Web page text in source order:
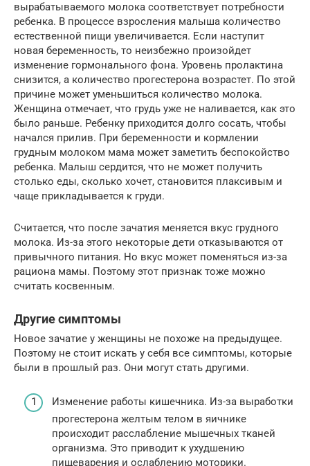
вырабатываемого молока соответствует потребности
ребенка. В процессе взросления малыша количество
естественной пищи увеличивается. Если наступит
новая беременность, то неизбежно произойдет
изменение гормонального фона. Уровень пролактина
снизится, а количество прогестерона возрастет. По этой
причине может уменьшиться количество молока.
Женщина отмечает, что грудь уже не наливается, как это
было раньше. Ребенку приходится долго сосать, чтобы
начался прилив. При беременности и кормлении
грудным молоком мама может заметить беспокойство
ребенка. Малыш сердится, что не может получить
столько еды, сколько хочет, становится плаксивым и
чаще прикладывается к груди.
Считается, что после зачатия меняется вкус грудного
молока. Из-за этого некоторые дети отказываются от
привычного питания. Но вкус может поменяться из-за
рациона мамы. Поэтому этот признак тоже можно
считать косвенным.
Другие симптомы
Новое зачатие у женщины не похоже на предыдущее.
Поэтому не стоит искать у себя все симптомы, которые
были в прошлый раз. Они могут стать другими.
Изменение работы кишечника. Из-за выработки
прогестерона желтым телом в яичнике
происходит расслабление мышечных тканей
организма. Это приводит к ухудшению
пищеварения и ослаблению моторики.